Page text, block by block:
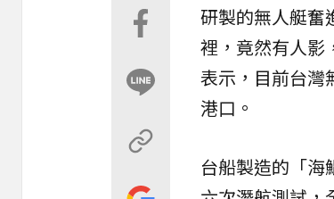
研製的無人艇奮
裡，竟然有人影
表示，目前台灣
港口。​
台船製造的「海